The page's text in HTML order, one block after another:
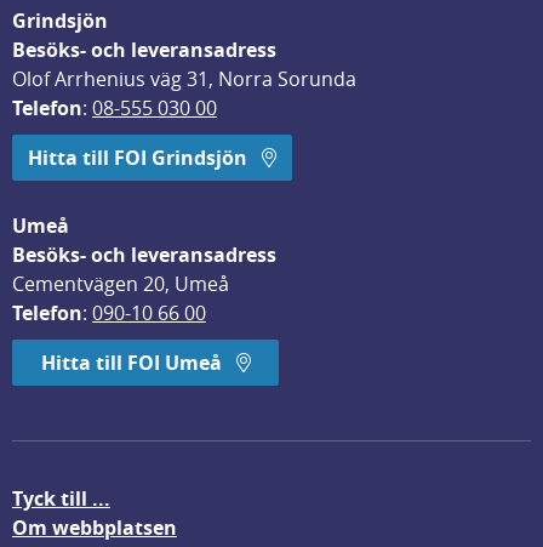
Grindsjön
Besöks- och leveransadress
Olof Arrhenius väg 31, Norra Sorunda
Telefon: 08-555 030 00
Hitta till FOI Grindsjön
Umeå
Besöks- och leveransadress
Cementvägen 20, Umeå
Telefon: 090-10 66 00
Hitta till FOI Umeå
Tyck till ...
Om webbplatsen